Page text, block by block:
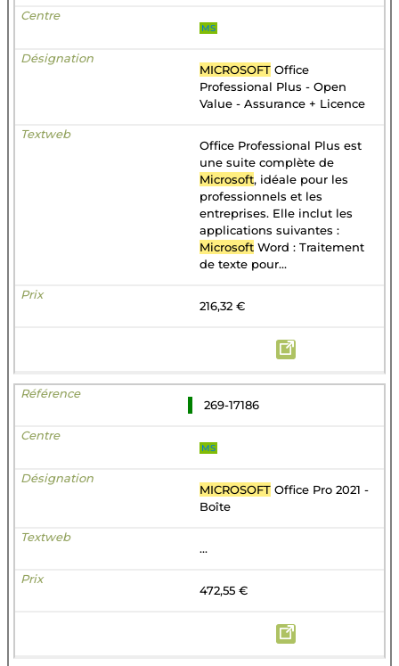
MS
MICROSOFT Office
Professional Plus - Open
Value - Assurance + Licence
Office Professional Plus est
une suite complète de
Microsoft, idéale pour les
professionnels et les
entreprises. Elle inclut les
applications suivantes :
Microsoft Word : Traitement
de texte pour...
216,32 €
269-17186
MS
MICROSOFT Office Pro 2021 -
Boîte
...
472,55 €